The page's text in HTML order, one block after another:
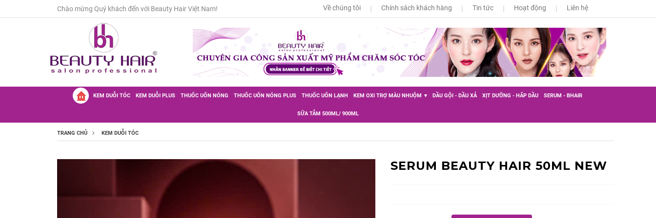
Chào mừng Quý khách đến với Beauty Hair Việt Nam! Về chúng tôi Chính sách khách hàng Tin tức Hoạt động Liên hệ
KEM DUỖI TÓC KEM DUỖI PLUS THUỐC UỐN NÓNG THUỐC UỐN NÓNG PLUS THUỐC UỐN LẠNH KEM OXI TRỢ MÀU NHUỘM DẦU GỘI - DẦU XẢ XỊT DƯỠNG - HẤP DẦU SERUM - BHAIR
SỮA TẮM 500ML/ 900ML
TRANG CHỦ KEM DUỖI TÓC
SERUM BEAUTY HAIR 50ML NEW